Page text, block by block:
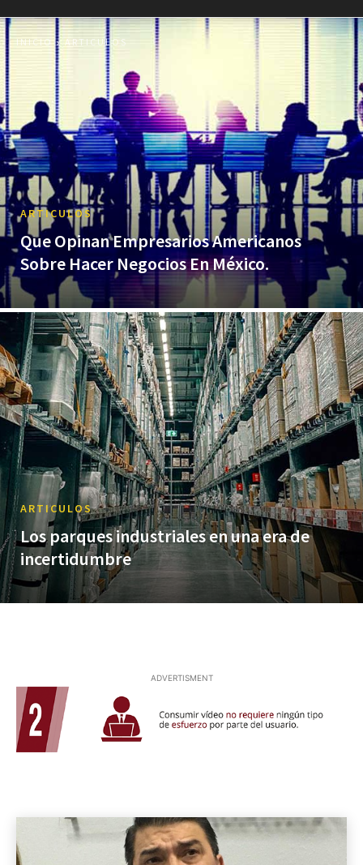
INICIO ARTICULOS
ARTICULOS
Que Opinan Empresarios Americanos
Sobre Hacer Negocios En México.
ARTICULOS
Los parques industriales en una era de
incertidumbre
ADVERTISMENT